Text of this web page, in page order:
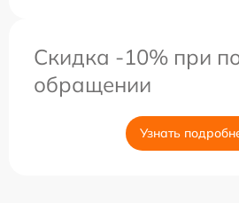
Скидка -10% при
обращении
Узнать